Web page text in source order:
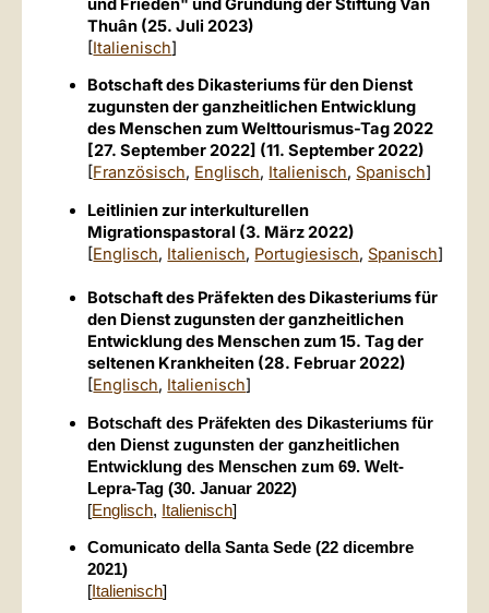
und Frieden" und Gründung der Stiftung Van
Thuân (25. Juli 2023)
[Italienisch]
Botschaft des Dikasteriums für den Dienst
zugunsten der ganzheitlichen Entwicklung
des Menschen zum Welttourismus-Tag 2022
[27. September 2022] (11. September 2022)
[Französisch, Englisch, Italienisch, Spanisch]
Leitlinien zur interkulturellen
Migrationspastoral (3. März 2022)
[Englisch, Italienisch, Portugiesisch, Spanisch]
Botschaft des Präfekten des Dikasteriums für
den Dienst zugunsten der ganzheitlichen
Entwicklung des Menschen zum 15. Tag der
seltenen Krankheiten (28. Februar 2022)
[Englisch, Italienisch]
Botschaft des Präfekten des Dikasteriums für
den Dienst zugunsten der ganzheitlichen
Entwicklung des Menschen zum 69. Welt-
Lepra-Tag (30. Januar 2022)
[Englisch, Italienisch]
Comunicato della Santa Sede (22 dicembre
2021)
[ Italienisch]